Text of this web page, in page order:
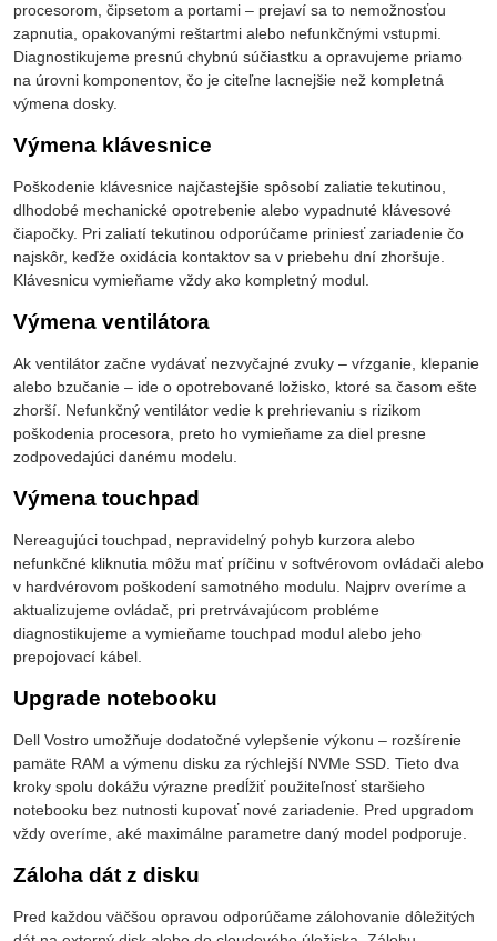
procesorom, čipsetom a portami – prejaví sa to nemožnosťou
zapnutia, opakovanými reštartmi alebo nefunkčnými vstupmi.
Diagnostikujeme presnú chybnú súčiastku a opravujeme priamo
na úrovni komponentov, čo je citeľne lacnejšie než kompletná
výmena dosky.
Výmena klávesnice
Poškodenie klávesnice najčastejšie spôsobí zaliatie tekutinou,
dlhodobé mechanické opotrebenie alebo vypadnuté klávesové
čiapočky. Pri zaliatí tekutinou odporúčame priniesť zariadenie čo
najskôr, keďže oxidácia kontaktov sa v priebehu dní zhoršuje.
Klávesnicu vymieňame vždy ako kompletný modul.
Výmena ventilátora
Ak ventilátor začne vydávať nezvyčajné zvuky – vŕzganie, klepanie
alebo bzučanie – ide o opotrebované ložisko, ktoré sa časom ešte
zhorší. Nefunkčný ventilátor vedie k prehrievaniu s rizikom
poškodenia procesora, preto ho vymieňame za diel presne
zodpovedajúci danému modelu.
Výmena touchpad
Nereagujúci touchpad, nepravidelný pohyb kurzora alebo
nefunkčné kliknutia môžu mať príčinu v softvérovom ovládači alebo
v hardvérovom poškodení samotného modulu. Najprv overíme a
aktualizujeme ovládač, pri pretrvávajúcom probléme
diagnostikujeme a vymieňame touchpad modul alebo jeho
prepojovací kábel.
Upgrade notebooku
Dell Vostro umožňuje dodatočné vylepšenie výkonu – rozšírenie
pamäte RAM a výmenu disku za rýchlejší NVMe SSD. Tieto dva
kroky spolu dokážu výrazne predĺžiť použiteľnosť staršieho
notebooku bez nutnosti kupovať nové zariadenie. Pred upgradom
vždy overíme, aké maximálne parametre daný model podporuje.
Záloha dát z disku
Pred každou väčšou opravou odporúčame zálohovanie dôležitých